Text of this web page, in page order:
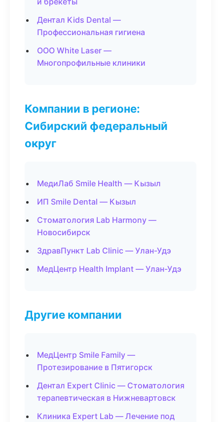
Дентал Kids Dental —
Профессиональная гигиена
ООО White Laser —
Многопрофильные клиники
Компании в регионе:
Сибирский федеральный
округ
МедиЛаб Smile Health — Кызыл
ИП Smile Dental — Кызыл
Стоматология Lab Harmony —
Новосибирск
ЗдравПункт Lab Clinic — Улан-Удэ
МедЦентр Health Implant — Улан-Удэ
Другие компании
МедЦентр Smile Family —
Протезирование в Пятигорск
Дентал Expert Clinic — Стоматология
терапевтическая в Нижневартовск
Клиника Expert Lab — Лечение под